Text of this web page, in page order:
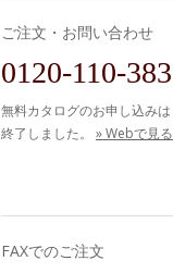
ご注文・お問い合わせ
0120-110-383
無料カタログのお申し込みは
終了しました。 » Webで見る
FAXでのご注文